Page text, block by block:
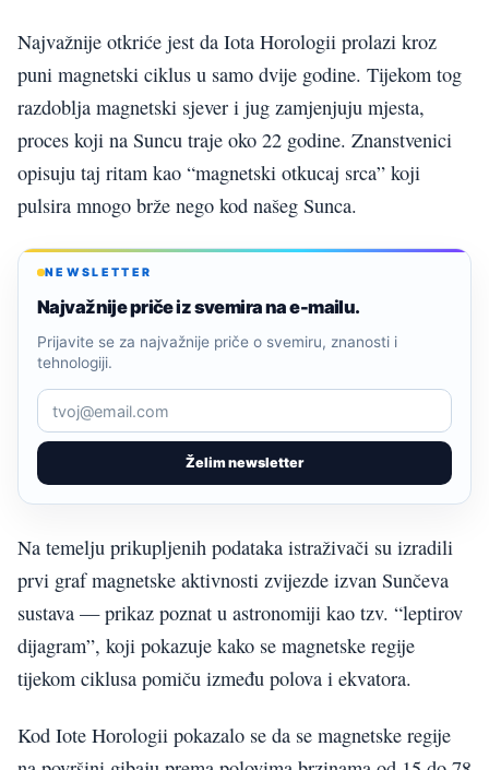
Najvažnije otkriće jest da Iota Horologii prolazi kroz
puni magnetski ciklus u samo dvije godine. Tijekom tog
razdoblja magnetski sjever i jug zamjenjuju mjesta,
proces koji na Suncu traje oko 22 godine. Znanstvenici
opisuju taj ritam kao “magnetski otkucaj srca” koji
pulsira mnogo brže nego kod našeg Sunca.
NEWSLETTER
Najvažnije priče iz svemira na e-mailu.
Želim newsletter
Prijavite se za najvažnije priče o svemiru, znanosti i
tehnologiji.
Na temelju prikupljenih podataka istraživači su izradili
prvi graf magnetske aktivnosti zvijezde izvan Sunčeva
sustava — prikaz poznat u astronomiji kao tzv. “leptirov
dijagram”, koji pokazuje kako se magnetske regije
tijekom ciklusa pomiču između polova i ekvatora.
Kod Iote Horologii pokazalo se da se magnetske regije